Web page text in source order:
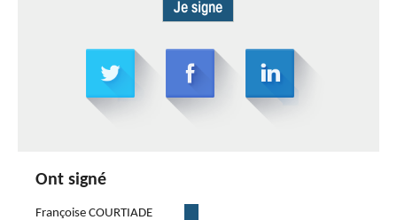
Ont signé
Françoise COURTIADE